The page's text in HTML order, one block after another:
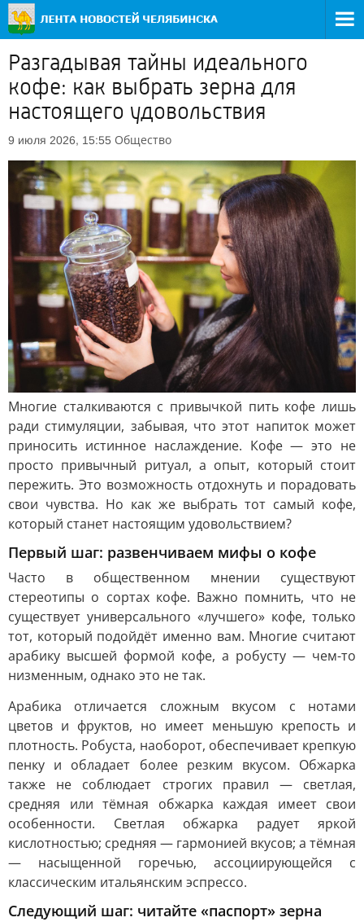
Разгадывая тайны идеального
кофе: как выбрать зерна для
настоящего удовольствия
9 июля 2026, 15:55 Общество
Многие сталкиваются с привычкой пить кофе лишь
ради стимуляции, забывая, что этот напиток может
приносить истинное наслаждение. Кофе — это не
просто привычный ритуал, а опыт, который стоит
пережить. Это возможность отдохнуть и порадовать
свои чувства. Но как же выбрать тот самый кофе,
который станет настоящим удовольствием?
Первый шаг: развенчиваем мифы о кофе
Часто в общественном мнении существуют
стереотипы о сортах кофе. Важно помнить, что не
существует универсального «лучшего» кофе, только
тот, который подойдёт именно вам. Многие считают
арабику высшей формой кофе, а робусту — чем-то
низменным, однако это не так.
Арабика отличается сложным вкусом с нотами
цветов и фруктов, но имеет меньшую крепость и
плотность. Робуста, наоборот, обеспечивает крепкую
пенку и обладает более резким вкусом. Обжарка
также не соблюдает строгих правил — светлая,
средняя или тёмная обжарка каждая имеет свои
особенности. Светлая обжарка радует яркой
кислотностью; средняя — гармонией вкусов; а тёмная
— насыщенной горечью, ассоциирующейся с
классическим итальянским эспрессо.
Следующий шаг: читайте «паспорт» зерна